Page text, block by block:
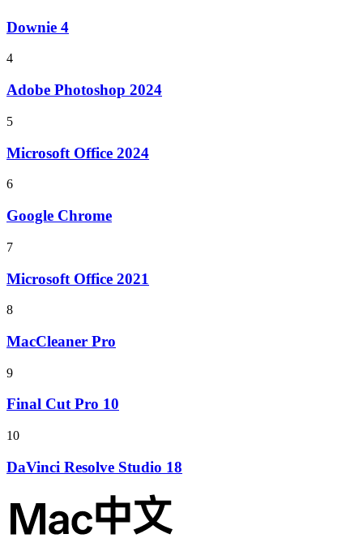
Downie 4
4
Adobe Photoshop 2024
5
Microsoft Office 2024
6
Google Chrome
7
Microsoft Office 2021
8
MacCleaner Pro
9
Final Cut Pro 10
10
DaVinci Resolve Studio 18